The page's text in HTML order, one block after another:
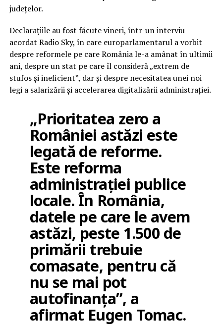
județelor.
Declarațiile au fost făcute vineri, într-un interviu
acordat Radio Sky, în care europarlamentarul a vorbit
despre reformele pe care România le-a amânat în ultimii
ani, despre un stat pe care îl consideră „extrem de
stufos și ineficient”, dar și despre necesitatea unei noi
legi a salarizării și accelerarea digitalizării administrației.
„Prioritatea zero a
României astăzi este
legată de reforme.
Este reforma
administrației publice
locale. În România,
datele pe care le avem
astăzi, peste 1.500 de
primării trebuie
comasate, pentru că
nu se mai pot
autofinanța”, a
afirmat Eugen Tomac.